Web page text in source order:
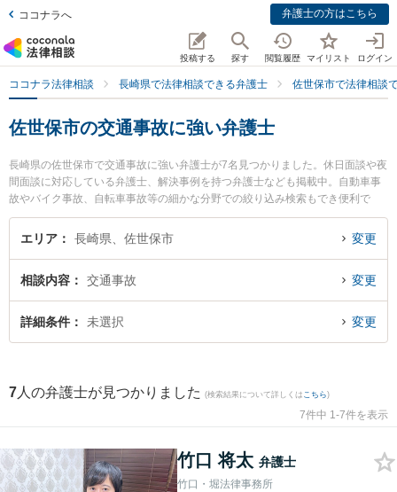
ココナラへ 弁護士の方はこちら
投稿する 探す 閲覧履歴 マイリスト ログイン
ココナラ法律相談 長崎県で法律相談できる弁護士 佐世保市で法律相談
佐世保市の交通事故に強い弁護士
長崎県の佐世保市で交通事故に強い弁護士が7名見つかりました。休日面談や夜
間面談に対応している弁護士、解決事例を持つ弁護士なども掲載中。自動車事
故やバイク事故、自転車事故等の細かな分野での絞り込み検索もでき便利で
す。特に竹口・堀法律事務所の竹口 将太弁護士や弁護士法人大村綜合法律事務
所 早岐オフィスの古市 寛弁護士、竹口・堀法律事務所の松田 貴史弁護士のプ
通事故のトラブル解決の実績豊富な近くの弁護士を検索したい』『初回相談無
料で交通事故を法律相談できる佐世保市内の弁護士に相談予約したい』などで
お困りの相談者さんにおすすめです。
エリア 長崎県、佐世保市 変更
相談内容 交通事故 変更
詳細条件 未選択 変更
7 人の弁護士が見つかりました (検索結果について詳しくは こちら)
7件中 1-7件を表示
竹口 将太 弁護士
竹口・堀法律事務所